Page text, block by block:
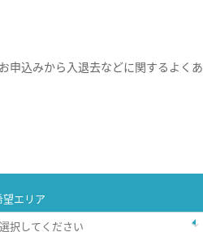
申込みから入退去などに関するよくあ
望エリア